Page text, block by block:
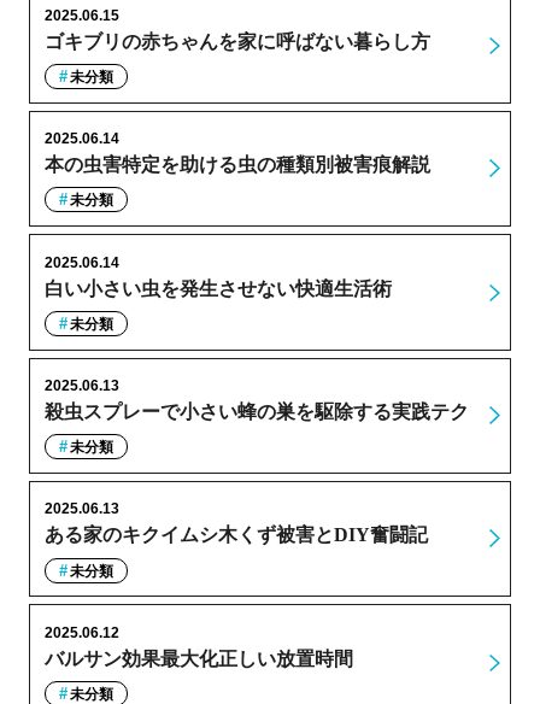
ゴキブリの赤ちゃんを家に呼ばない暮らし方
2025.06.15
未分類
本の虫害特定を助ける虫の種類別被害痕解説
2025.06.14
未分類
白い小さい虫を発生させない快適生活術
2025.06.14
未分類
殺虫スプレーで小さい蜂の巣を駆除する実践テク
2025.06.13
未分類
ある家のキクイムシ木くず被害とDIY奮闘記
2025.06.13
未分類
バルサン効果最大化正しい放置時間
2025.06.12
未分類